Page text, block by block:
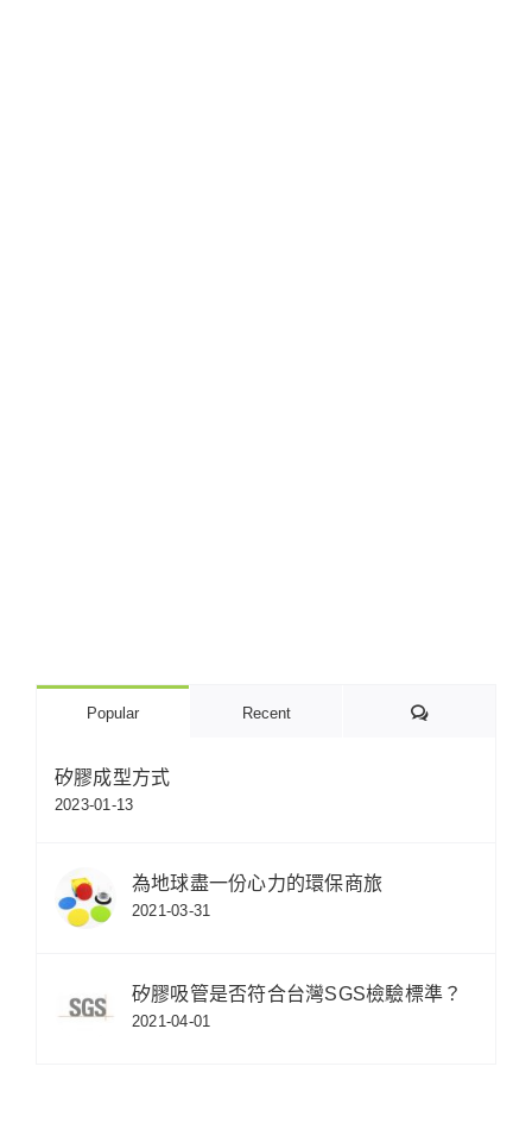
Popular Recent Comments
矽膠成型方式
2023-01-13
為地球盡一份心力的環保商旅
2021-03-31
矽膠吸管是否符合台灣SGS檢驗標準？
2021-04-01